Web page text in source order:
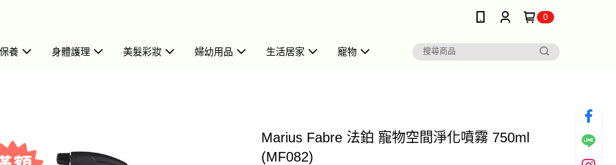
0
養 身體護理 美髮彩妝 婦幼用品 生活居家 寵物
Marius Fabre 法鉑 寵物空間淨化噴霧 750ml
(MF082)